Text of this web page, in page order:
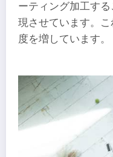
ーティング加工す
現させています。
度を増しています。